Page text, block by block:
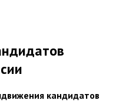
кандидатов